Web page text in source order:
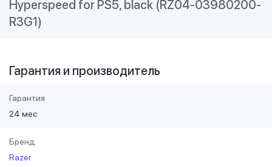
Hyperspeed for PS5, black (RZ04-03980200-
R3G1)
Гарантия и производитель
Гарантия
24 мес
Бренд
Razer